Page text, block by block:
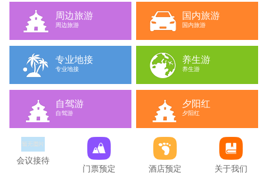
周边旅游
周边旅游
国内旅游
国内旅游
专业地接
专业地接
养生游
养生游
自驾游
自驾游
夕阳红
夕阳红
会议接待
门票预定
酒店预定 关于我们